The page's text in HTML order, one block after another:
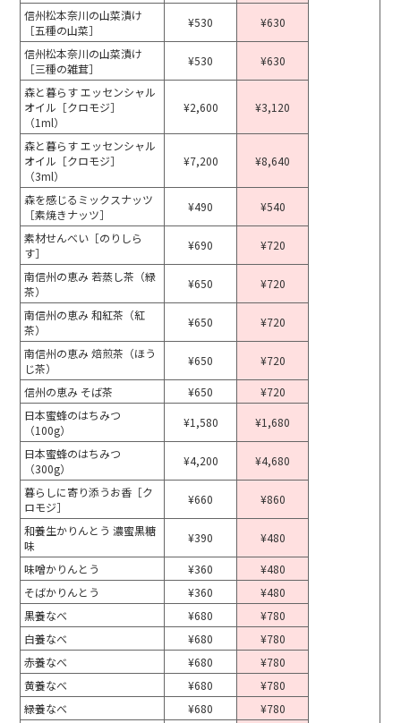
信州松本奈川の山菜漬け
［五種の山菜］
¥530 ¥630
信州松本奈川の山菜漬け
［三種の雑茸］
¥530 ¥630
森と暮らす エッセンシャル
オイル［クロモジ］
（1ml）
¥2,600 ¥3,120
森と暮らす エッセンシャル
オイル［クロモジ］
（3ml）
¥7,200 ¥8,640
森を感じるミックスナッツ
［素焼きナッツ］
¥490 ¥540
素材せんべい［のりしら
す］
¥690 ¥720
南信州の恵み 若蒸し茶（緑
茶）
¥650 ¥720
南信州の恵み 和紅茶（紅
茶）
¥650 ¥720
南信州の恵み 焙煎茶（ほう
じ茶）
¥650 ¥720
信州の恵み そば茶 ¥650
¥720
日本蜜蜂のはちみつ
（100g）
¥1,580 ¥1,680
日本蜜蜂のはちみつ
（300g）
¥4,200 ¥4,680
暮らしに寄り添うお香［ク
ロモジ］
¥660 ¥860
和養生かりんとう 濃蜜黒糖
味
¥390 ¥480
味噌かりんとう ¥360
¥480
そばかりんとう
¥360
¥480
黒養なべ
¥680
¥780
白養なべ
¥680
¥780
赤養なべ
¥680
¥780
黄養なべ
¥680
¥780
緑養なべ
¥680
¥780